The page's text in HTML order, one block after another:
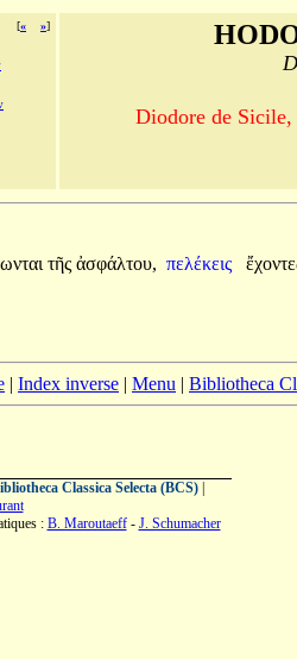
[« »]
Diodore de
τῆς ἀσφάλτου, πελέκεις
| Index inverse | Menu | Bibliotheca
Classica Selecta (BCS)|
: B. Maroutaeff- J. Schumacher